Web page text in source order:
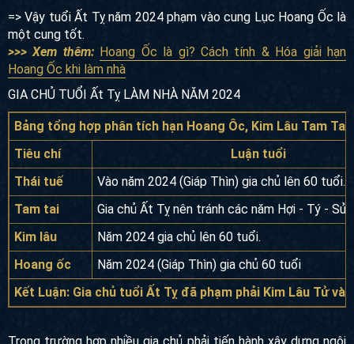
=> Vậy tuổi Ất Tỵ năm 2024 phạm vào cung Lục Hoang Ốc là
một cung tốt.
>>> Xem thêm: Hoang Ốc là gì? Cách tính & Hóa giải hạn
Hoang Ốc khi làm nhà
GIA CHỦ TUỔI Ất Tỵ LÀM NHÀ NĂM 2024
Bảng tổng hợp phân tích hạn Hoang Ôc, Kim Lâu Tam
Tiêu chí
Luận tuổi
Thái tuế
Vào năm 2024 (Giáp Thìn) gia chủ lên 60 tuổi.
Tam tai
Gia chủ Ất Tỵ nên tránh các năm Hợi - Tý - Sửu
Kim lâu
Năm 2024 gia chủ lên 60 tuổi.
Hoang ốc
Năm 2024 (Giáp Thìn) gia chủ 60 tuổi
Kết Luận: Gia chủ tuổi Ất Tỵ đã phạm phải Kim Lâu Tử
Trong trường hợp nhiều gia chủ phải tiến hành xây dựng ngôi